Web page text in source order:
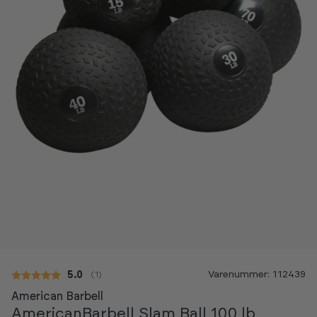
Gennemsnitlig vurdering:
5.0 ( stemmer:
1 ) Varenummer: 112439
American Barbell